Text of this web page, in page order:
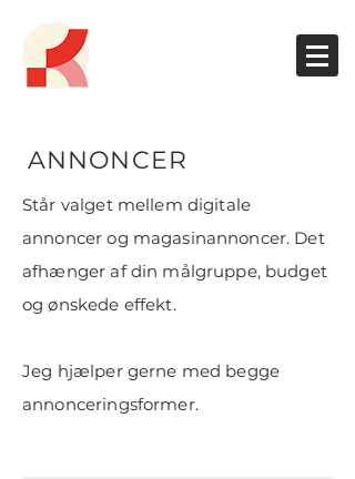
ANNONCER
Står valget mellem digitale
annoncer og magasinannoncer. Det
afhænger af din målgruppe, budget
og ønskede effekt.
Jeg hjælper gerne med begge
annonceringsformer.